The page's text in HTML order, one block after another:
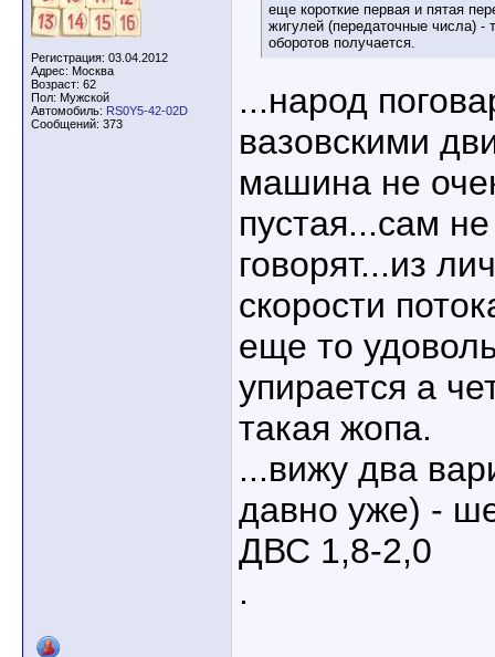
Регистрация: 03.04.2012
Адрес: Москва
Возраст: 62
Пол: Мужской
Автомобиль: RS0Y5-42-02D
Сообщений: 373
еще короткие первая и пятая
жигулей (передаточные числа)
оборотов получается.
...народ
вазовскими
машина не
пустая...сам
говорят...из
скорости
еще то
упирается а
такая жопа.
...вижу два
давно уже) -
ДВС 1,8-2,0
.